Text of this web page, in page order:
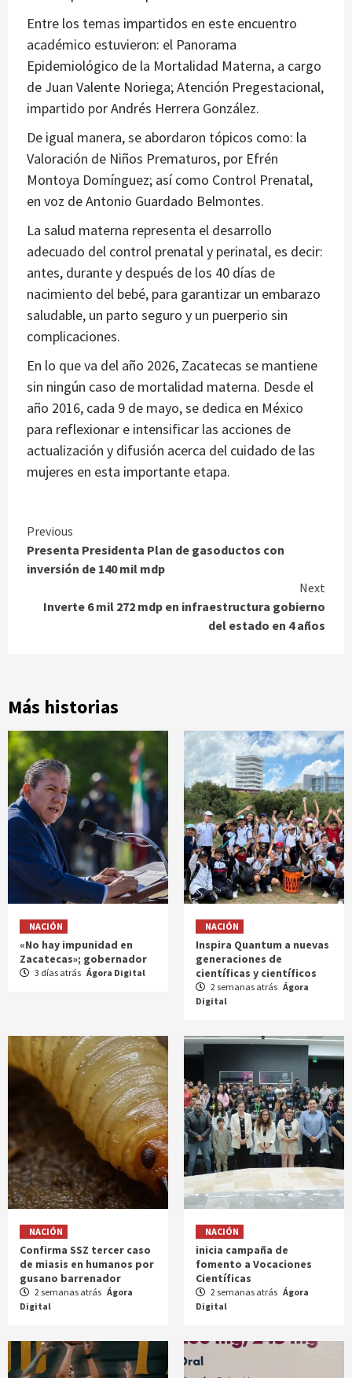
Entre los temas impartidos en este encuentro
académico estuvieron: el Panorama
Epidemiológico de la Mortalidad Materna, a cargo
de Juan Valente Noriega; Atención Pregestacional,
impartido por Andrés Herrera González.
De igual manera, se abordaron tópicos como: la
Valoración de Niños Prematuros, por Efrén
Montoya Domínguez; así como Control Prenatal,
en voz de Antonio Guardado Belmontes.
La salud materna representa el desarrollo
adecuado del control prenatal y perinatal, es decir:
antes, durante y después de los 40 días de
nacimiento del bebé, para garantizar un embarazo
saludable, un parto seguro y un puerperio sin
complicaciones.
En lo que va del año 2026, Zacatecas se mantiene
sin ningún caso de mortalidad materna. Desde el
año 2016, cada 9 de mayo, se dedica en México
para reflexionar e intensificar las acciones de
actualización y difusión acerca del cuidado de las
mujeres en esta importante etapa.
Continue
Reading
Previous
Presenta Presidenta Plan de gasoductos con
inversión de 140 mil mdp
Next
Inverte 6 mil 272 mdp en infraestructura gobierno
del estado en 4 años
Más historias
NACIÓN
«No hay impunidad en
Zacatecas»; gobernador
3 días atrás Ágora Digital
NACIÓN
Inspira Quantum a nuevas
generaciones de
científicas y científicos
2 semanas atrás Ágora
Digital
NACIÓN
Confirma SSZ tercer caso
de miasis en humanos por
gusano barrenador
2 semanas atrás Ágora
Digital
NACIÓN
inicia campaña de
fomento a Vocaciones
Científicas
2 semanas atrás Ágora
Digital